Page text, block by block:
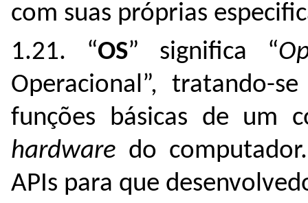
com suas próprias
1.21. “OS” significa “
Operacional”, tratando-
funções básicas de um
hardware do
APIs para que